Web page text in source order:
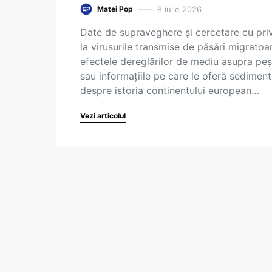
Matei Pop 8 iulie 2026
Date de supraveghere și cercetare cu
la virusurile transmise de păsări
efectele dereglărilor de mediu asupra
sau informațiile pe care le oferă
despre istoria continentului european…
Vezi articolul